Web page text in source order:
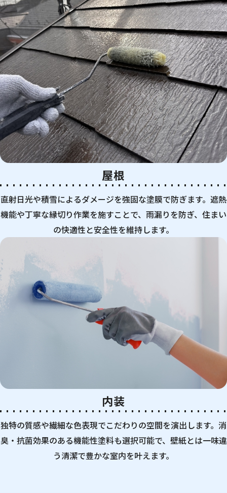
屋根
直射日光や積雪によるダメージを強固な塗膜で防ぎます。遮熱
機能や丁寧な縁切り作業を施すことで、雨漏りを防ぎ、住まい
の快適性と安全性を維持します。
内装
独特の質感や繊細な色表現でこだわりの空間を演出します。消
臭・抗菌効果のある機能性塗料も選択可能で、壁紙とは一味違
う清潔で豊かな室内を叶えます。